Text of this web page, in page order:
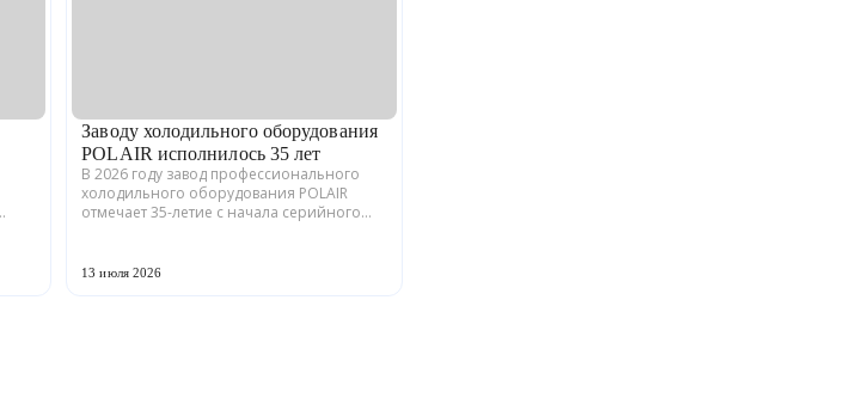
Заводу холодильного оборудования
POLAIR исполнилось 35 лет
В 2026 году завод профессионального
холодильного оборудования POLAIR
отмечает 35-летие с начала серийного
Марий Эл, выпускает обору...
13 июля 2026